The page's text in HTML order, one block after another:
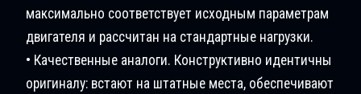
максимально соответствует исходным параметрам
двигателя и рассчитан на стандартные нагрузки.
• Качественные аналоги. Конструктивно идентичны
оригиналу: встают на штатные места, обеспечивают